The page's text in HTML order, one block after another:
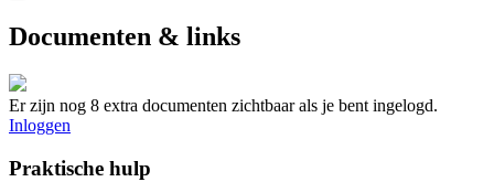
Documenten & links
Er zijn nog 8 extra documenten zichtbaar als je bent ingelogd.
Inloggen
Praktische hulp